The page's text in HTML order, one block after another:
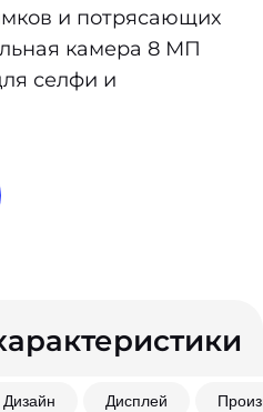
и потрясающих
камера 8 МП
селфи и
Дизайн Дисплей